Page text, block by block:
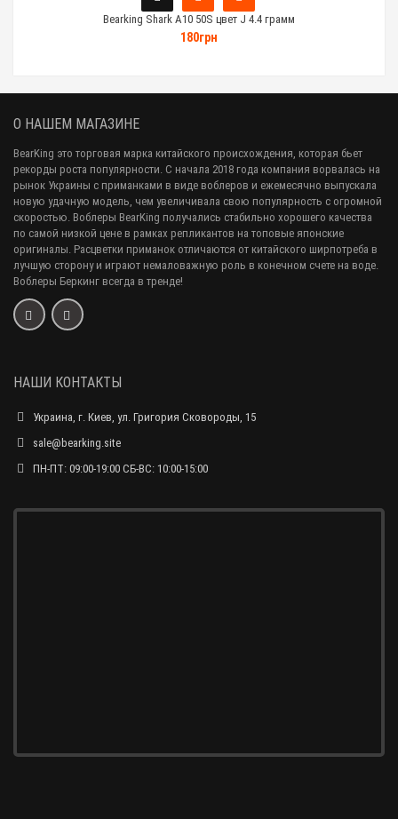
Bearking Shark A10 50S цвет J 4.4 грамм
180грн
О НАШЕМ МАГАЗИНЕ
BearKing это торговая марка китайского происхождения, которая бьет
рекорды роста популярности. С начала 2018 года компания ворвалась на
рынок Украины с приманками в виде воблеров и ежемесячно выпускала
новую удачную модель, чем увеличивала свою популярность с огромной
скоростью. Воблеры BearKing получались стабильно хорошего качества
по самой низкой цене в рамках репликантов на топовые японские
оригиналы. Расцветки приманок отличаются от китайского ширпотреба в
лучшую сторону и играют немаловажную роль в конечном счете на воде.
Воблеры Беркинг всегда в тренде!
НАШИ КОНТАКТЫ
Украина, г. Киев, ул. Григория Сковороды, 15
sale@bearking.site
ПН-ПТ: 09:00-19:00 СБ-ВС: 10:00-15:00